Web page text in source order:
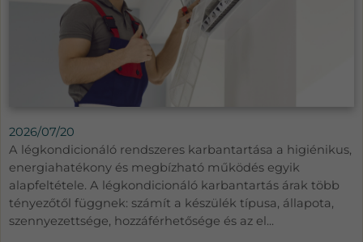
2026/07/20
A légkondicionáló rendszeres karbantartása a higiénikus,
energiahatékony és megbízható működés egyik
alapfeltétele. A légkondicionáló karbantartás árak több
tényezőtől függnek: számít a készülék típusa, állapota,
szennyezettsége, hozzáférhetősége és az el...